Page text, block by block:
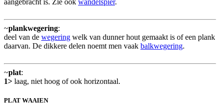
aangebracht is. Zie ook wandelspier.
~plankwegering:
deel van de wegering welk van dunner hout gemaakt is of een plank
daarvan. De dikkere delen noemt men vaak balkwegering.
~plat:
1> laag, niet hoog of ook horizontaal.
PLAT WAAIEN